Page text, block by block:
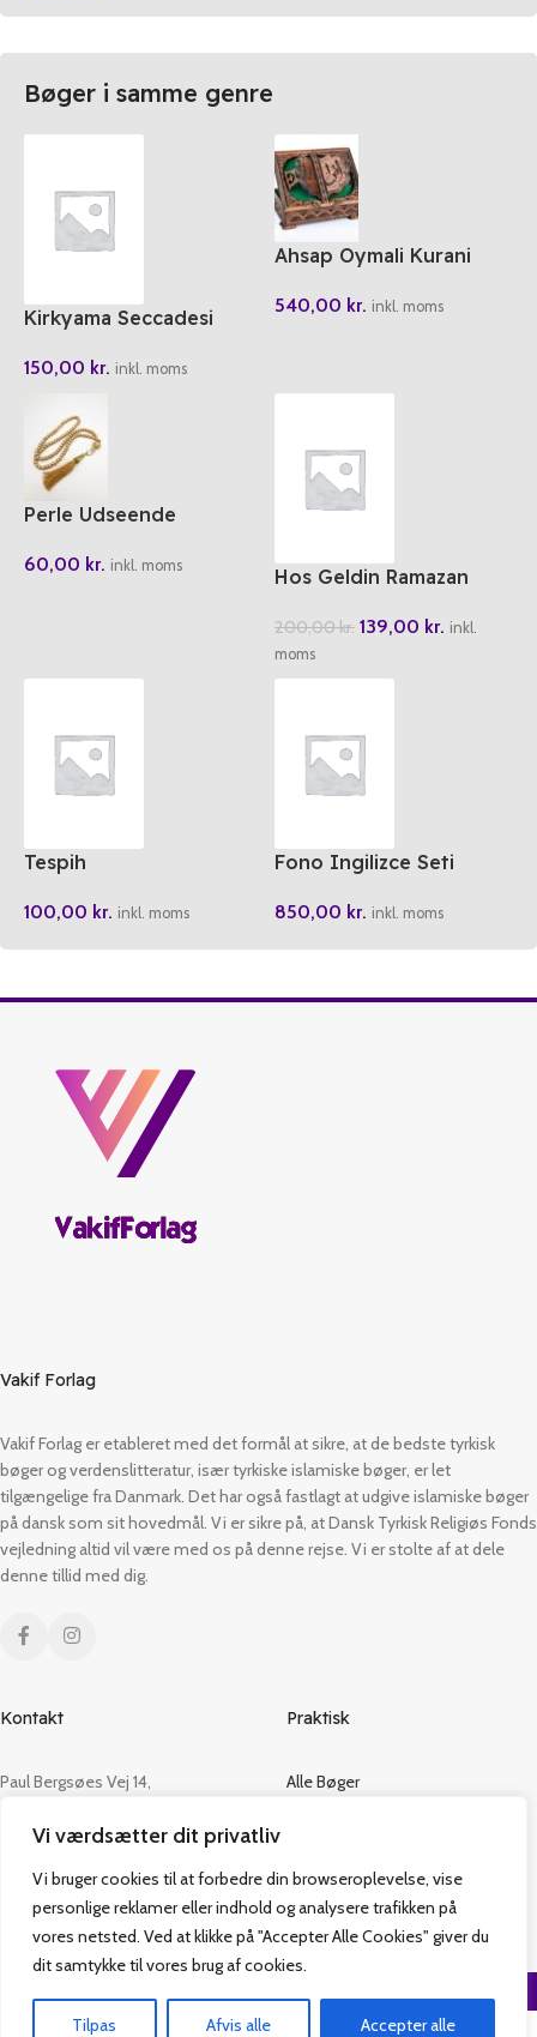
Vi værdsætter dit privatliv
Vi bruger cookies til at forbedre din browseroplevelse, vise
personlige reklamer eller indhold og analysere trafikken på
vores netsted. Ved at klikke på "Accepter Alle Cookies" giver du
dit samtykke til vores brug af cookies.
Tilpas Afvis alle Accepter alle
Bøger i samme genre
Kirkyama Seccadesi
150,00 kr. inkl. moms
Ahsap Oymali Kurani
540,00 kr. inkl. moms
Perle Udseende
60,00 kr. inkl. moms
Hos Geldin Ramazan
200,00kr. 139,00 kr. inkl.
moms
Tespih
100,00 kr. inkl. moms
Fono Ingilizce Seti
850,00 kr. inkl. moms
Vakif Forlag
Vakif Forlag er etableret med det formål at sikre, at de bedste tyrkisk
bøger og verdenslitteratur, især tyrkiske islamiske bøger, er let
tilgængelige fra Danmark. Det har også fastlagt at udgive islamiske bøger
på dansk som sit hovedmål. Vi er sikre på, at Dansk Tyrkisk Religiøs Fonds
vejledning altid vil være med os på denne rejse. Vi er stolte af at dele
denne tillid med dig.
Kontakt
Paul Bergsøes Vej 14,
CVR: 42813915
admin@vakifforlag.dk
+45 26 24 2354
Praktisk
Alle Bøger
Kontakt